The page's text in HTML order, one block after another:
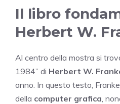
Il libro
Herbert W.
Al centro della mostra si
1984” di Herbert W.
anno. In questo testo,
della computer grafica ,